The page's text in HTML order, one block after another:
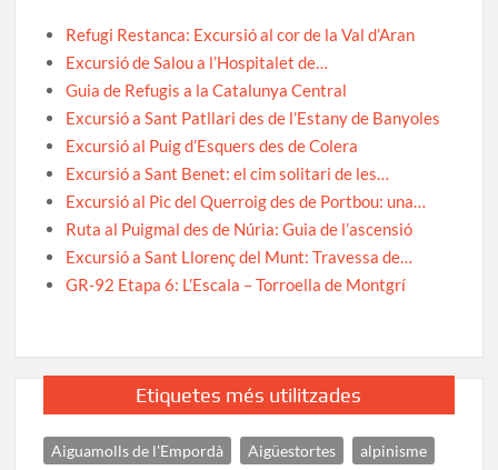
Refugi Restanca: Excursió al cor de la Val d’Aran
Excursió de Salou a l’Hospitalet de…
Guia de Refugis a la Catalunya Central
Excursió a Sant Patllari des de l’Estany de Banyoles
Excursió al Puig d’Esquers des de Colera
Excursió a Sant Benet: el cim solitari de les…
Excursió al Pic del Querroig des de Portbou: una…
Ruta al Puigmal des de Núria: Guia de l’ascensió
Excursió a Sant Llorenç del Munt: Travessa de…
GR-92 Etapa 6: L’Escala – Torroella de Montgrí
Etiquetes més utilitzades
Aiguamolls de l'Empordà Aigüestortes
alpinisme